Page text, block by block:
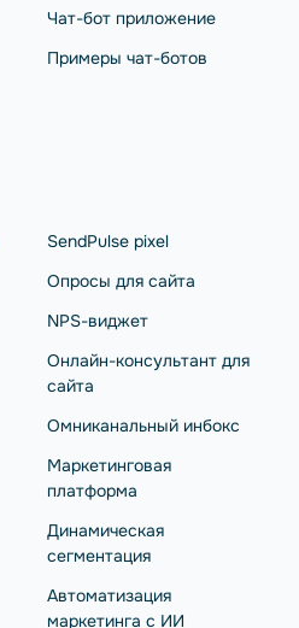
Чат-бот приложение
Примеры чат-ботов
SendPulse pixel
Опросы для сайта
NPS-виджет
Онлайн-консультант для
сайта
Омниканальный инбокс
Маркетинговая
платформа
Динамическая
сегментация
Автоматизация
маркетинга с ИИ